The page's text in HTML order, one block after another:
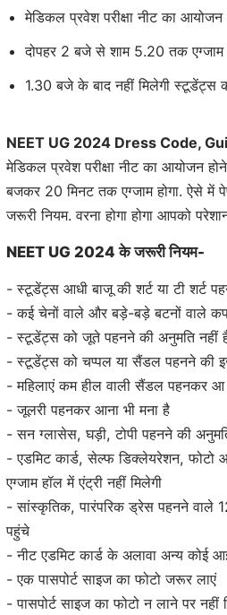
मेडिकल प्रवेश परीक्षा नीट का
दोपहर 2 बजे से शाम 5.20 तक एग्जाम
1.30 बजे के बाद नहीं मिलेगी स्टूडेंट्स
NEET UG 2024 Dress Code,
मेडिकल प्रवेश परीक्षा नीट का आयोजन
बजकर 20 मिनट तक एग्जाम होगा. ऐसे में
जरूरी नियम. वरना होगा होगा आपको
NEET UG 2024 के जरूरी नियम-
- स्टूडेंट्स आधी बाजू की शर्ट या टी शर्ट
- कई चेनों वाले और बड़े-बड़े बटनों वाले
- स्टूडेंट्स को जूते पहनने की अनुमति नहीं
- स्टूडेंट्स को चप्पल या सैंडल पहनने की
- महिलाएं कम हील वाली सैंडल पहनकर
- जूलरी पहनकर आना भी मना है
- सन ग्लासेस, घड़ी, टोपी पहनने की
- एडमिट कार्ड, सेल्फ डिक्लेयरेशन, फोटो
एग्जाम हॉल में एंट्री नहीं मिलेगी
- सांस्कृतिक, पारंपरिक ड्रेस पहनने वाले
पहुंचे
- नीट एडमिट कार्ड के अलावा अन्य कोई
- एक पासपोर्ट साइज का फोटो जरूर लाएं
- पासपोर्ट साइज का फोटो न लाने पर नहीं